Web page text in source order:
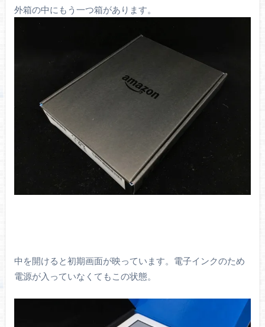
外箱の中にもう一つ箱があります。
中を開けると初期画面が映っています。電子インクのため
電源が入っていなくてもこの状態。